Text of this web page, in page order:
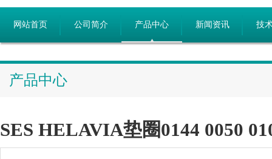
网站首页 公司简介 产品中心 新闻资讯 技
产品中心
SES HELAVIA垫圈0144 0050